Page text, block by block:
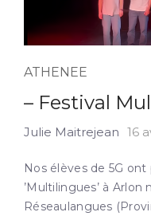
ATHENEE
– Festival
Julie Maitrejean 16
Nos élèves de 5G
’Multilingues’ à
Réseaulangues